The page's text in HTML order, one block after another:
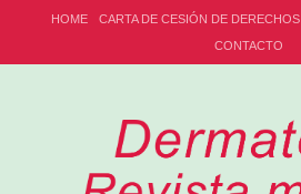
HOME CARTA DE CESIÓN DE DERECHOS
CONTACTO